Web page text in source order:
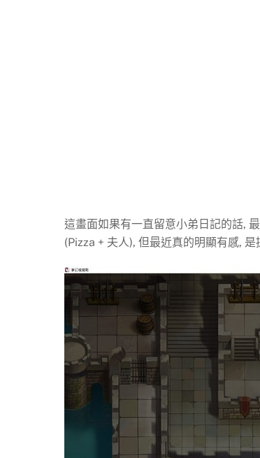
這畫面如果有一直留意小弟日記的話,
(Pizza + 夫人), 但最近真的明顯有感,